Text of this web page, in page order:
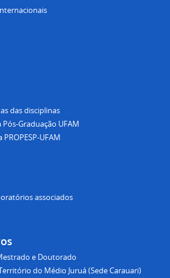
das disciplinas
Graduação UFAM
UFAM
associados
e Doutorado
do Médio Juruá (Sede Carauari)